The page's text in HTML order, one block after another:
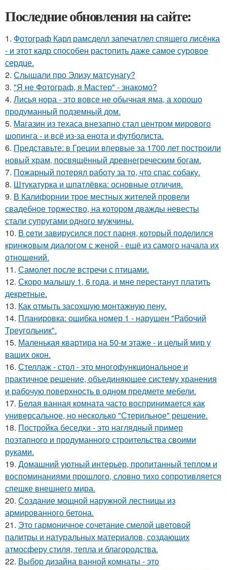
Последние обновления на сайте:
1. Фотограф Карл рамсделл запечатлел спящего лисёнка
- и этот кадр способен растопить даже самое суровое
сердце.
2. Слышали про Элизу матсунагу?
3. "Я не Фотограф, я Мастер" - знакомо?
4. Лисья нора - это вовсе не обычная яма, а хорошо
продуманный подземный дом.
5. Магазин из техаса внезапно стал центром мирового
шопинга - и всё из-за енота и футболиста.
6. Представьте: в Греции впервые за 1700 лет построили
новый храм, посвящённый древнегреческим богам.
7. Пожарный потерял работу за то, что спас собаку.
8. Штукатурка и шпатлёвка: основные отличия.
9. В Калифорнии трое местных жителей провели
свадебное торжество, на котором дважды невесты
стали супругами одного мужчины.
10. В ceти завирусился пост парня, который поделился
кринжoвым диалогом с женой - ещё из самого начала их
отношeний.
11. Самолет после встречи с птицами.
12. Скоро малышу 1, 6 года, и мне перестанут платить
декретные.
13. Как отмыть засохшую монтажную пену.
14. Планировка: ошибка номер 1 - нарушен "Рабочий
Треугольник".
15. Маленькая квартира на 50-м этаже - и целый мир у
ваших окон.
16. Стеллаж - стол - это многофункциональное и
практичное решение, объединяющее систему хранения
и рабочую поверхность в одном предмете мебели.
17. Белая ванная комната часто воспринимается как
универсальное, но несколько "Стерильное" решение.
18. Постройка беседки - это наглядный пример
поэтапного и продуманного строительства своими
руками.
19. Домашний уютный интерьер, пропитанный теплом и
воспоминаниями прошлого, словно тихо сопротивляется
спешке внешнего мира.
20. Создание мощной наружной лестницы из
армированного бетона.
21. Это гармоничное сочетание смелой цветовой
палитры и натуральных материалов, создающих
атмосферу стиля, тепла и благородства.
22. Выбор дизайна ванной комнаты - это